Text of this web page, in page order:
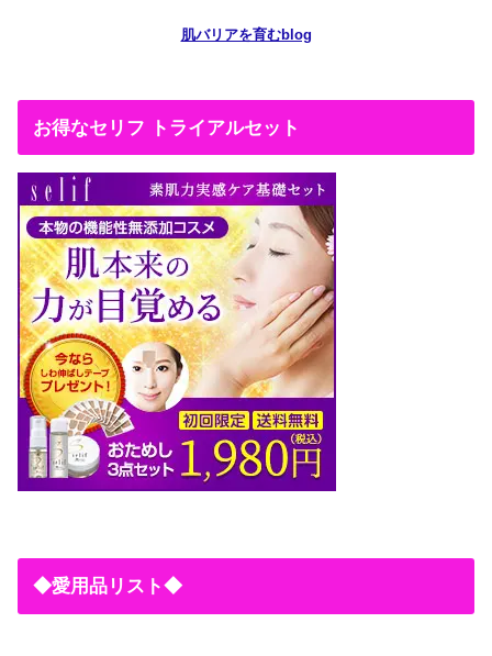
肌バリアを育むblog
お得なセリフ トライアルセット
◆愛用品リスト◆